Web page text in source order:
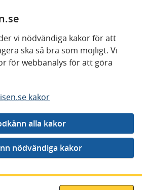
vi nödvändiga kakor för att
ska så bra som möjligt. Vi
för webbanalys för att göra
kakor